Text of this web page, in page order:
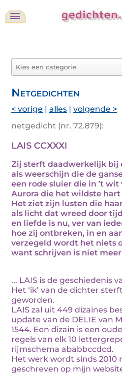
Netgedichten
< vorige | alles | volgende >
netgedicht (nr. 72.879):
LAIS CCXXXI
Zij sterft daadwerkelijk bij
als weerschijn die de
een rode sluier die in ’t wit
Aurora die het wildste
Het ziet zijn lusten die
als licht dat wreed door
en liefde is nu, ver van
hoe zij ontbreken, in en
verzegeld wordt het niets
want schrijven is niet
... LAIS is de geschiedenis
Het ‘ik’ van de dichter
geworden.
LAIS zal uit 449 dizaines
update van de DELIE van
1544. Een dizain is een
regels van elk 10
rijmschema ababbccdcd.
Het werk wordt sinds 2010
geschreven op mijn